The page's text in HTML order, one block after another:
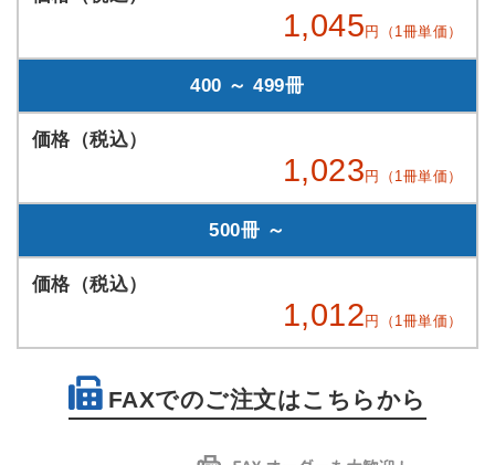
1,045 円（1冊単価）
400 ～ 499冊
1,023 円（1冊単価）
500冊 ～
1,012 円（1冊単価）
FAXでのご注文はこちらから